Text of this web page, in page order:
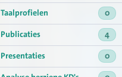
Taalprofielen
0
Publicaties
4
Presentaties
0